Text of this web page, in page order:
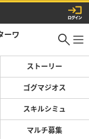
ーワ
ストーリー
ゴグマジオス
スキルシミュ
マルチ募集